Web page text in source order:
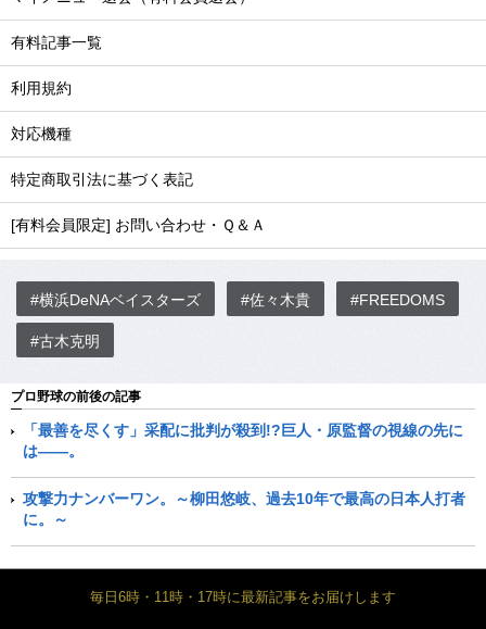
有料記事一覧
利用規約
対応機種
特定商取引法に基づく表記
[有料会員限定] お問い合わせ・Ｑ＆Ａ
#横浜DeNAベイスターズ #佐々木貴 #FREEDOMS
#古木克明
プロ野球の前後の記事
「最善を尽くす」采配に批判が殺到!?巨人・原監督の視線の先に
は――。
攻撃力ナンバーワン。～柳田悠岐、過去10年で最高の日本人打者
に。～
毎日6時・11時・17時に最新記事をお届けします